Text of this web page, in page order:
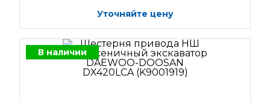
Уточняйте цену
В наличии